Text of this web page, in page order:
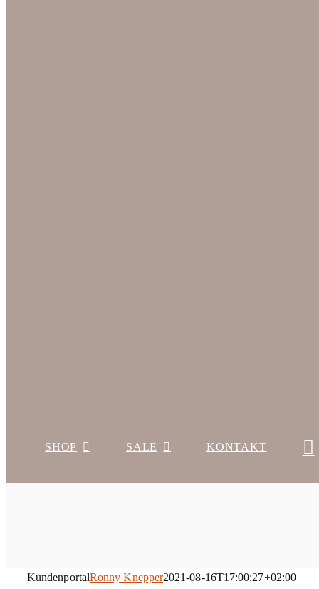
SHOP SALE KONTAKT
KundenportalRonny Knepper2021-08-16T17:00:27+02:00